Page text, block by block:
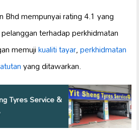
Bhd mempunyai rating 4.1 yang
terhadap perkhidmatan
memujikualiti tayar,perkhidmatan
yang ditawarkan.
Tyres Service &